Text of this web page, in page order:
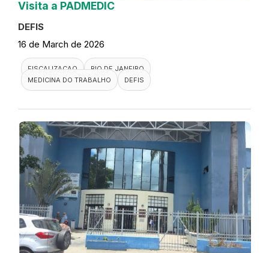
Visita a PADMEDIC
DEFIS
16 de March de 2026
FISCALIZACAO
RIO DE JANEIRO
MEDICINA DO TRABALHO
DEFIS